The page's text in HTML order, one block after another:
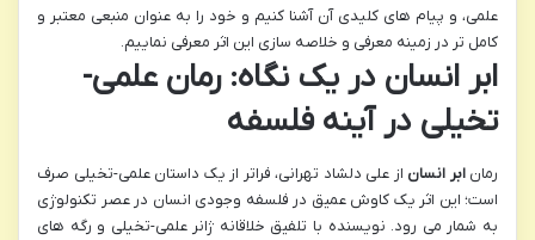
علمی، و پیام های کلیدی آن آشنا کنیم و خود را به عنوان منبعی معتبر و
کامل تر در زمینه معرفی و خلاصه سازی این اثر معرفی نماییم.
ابر انسان در یک نگاه: رمان علمی-
تخیلی در آینه فلسفه
رمانابر انسان از علی دلشاد تهرانی، فراتر از یک داستان علمی-تخیلی صرف
است؛ این اثر یک کاوش عمیق در فلسفه وجودی انسان در عصر تکنولوژی
به شمار می رود. نویسنده با تلفیق خلاقانه ژانر علمی-تخیلی و رگه های